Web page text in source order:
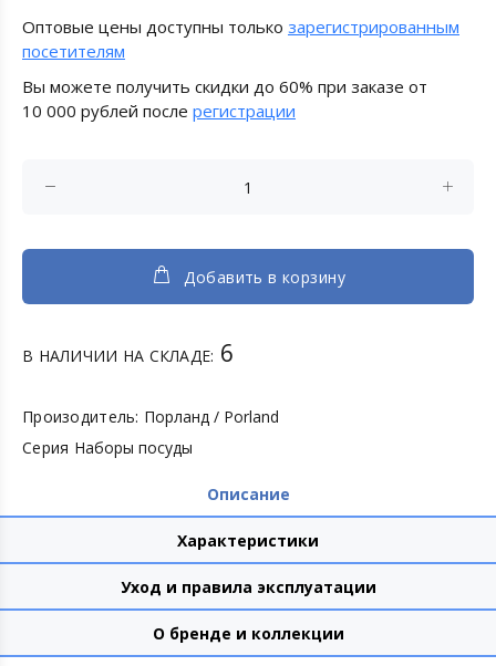
Оптовые цены доступны только зарегистрированным
посетителям
Вы можете получить скидки до 60% при заказе от
10 000 рублей после регистрации
Добавить в корзину
В НАЛИЧИИ НА СКЛАДЕ: 6
Произодитель: Порланд / Porland
Серия Наборы посуды
Описание
Характеристики
Уход и правила эксплуатации
О бренде и коллекции